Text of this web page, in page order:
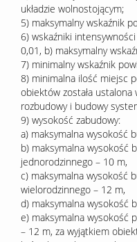
układzie wolnostojącym;
5) maksymalny wskaźnik
6) wskaźniki
0,01, b) maksymalny
7) minimalny wskaźnik
8) minimalna ilość miejsc
obiektów została ustalona
rozbudowy i budowy
9) wysokość zabudowy:
a) maksymalna wysokość
b) maksymalna wysokość
jednorodzinnego – 10 m,
c) maksymalna wysokość
wielorodzinnego – 12 m,
d) maksymalna wysokość
e) maksymalna wysokość
– 12 m, za wyjątkiem